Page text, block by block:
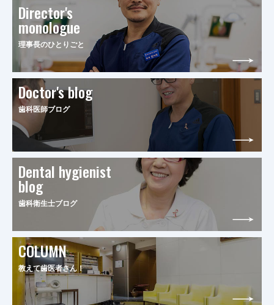
Director's
monologue
理事長のひとりごと
Doctor's blog
歯科医師ブログ
Dental hygienist
blog
歯科衛生士ブログ
COLUMN
教えて歯医者さん！